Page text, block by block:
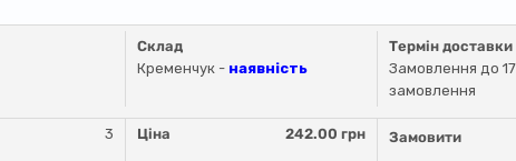
Склад
Кременчук - наявність
Термін доставки
Замовлення до
замовлення
3 Ціна 242.00 грн Замовити